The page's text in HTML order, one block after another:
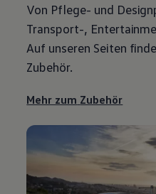
Von Pflege- und
Transport-,
Auf unseren Seiten
Zubehör.
Mehr zum Zubehör